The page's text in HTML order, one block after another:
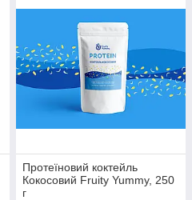
Протеїновий коктейль
Кокосовий Fruity Yummy, 250
г